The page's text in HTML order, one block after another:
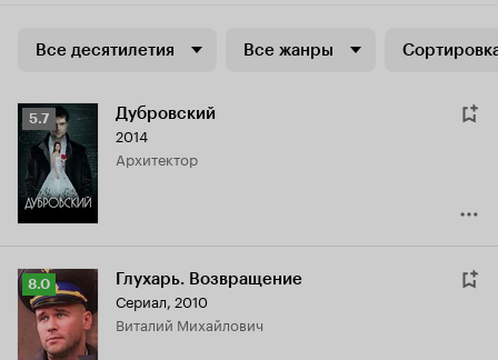
Все десятилетия Все жанры
Рейтинг
Кинопоиска
5.7
5.7 Дубровский
2014
архитектор
Рейтинг
Кинопоиска
8.0
8.0 Глухарь. Возвращение
Сериал, 2010
Виталий Михайлович